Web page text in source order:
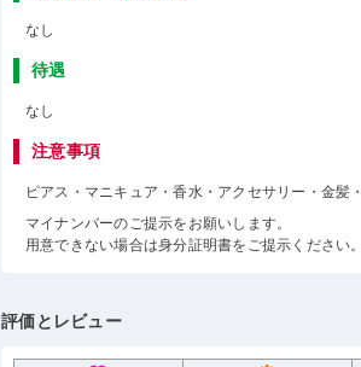
なし
待遇
なし
注意事項
ピアス・マニキュア・香水・アクセサリー・金髪
マイナンバーのご提示をお願いします。
用意できない場合は身分証明書をご提示ください。
評価とレビュー